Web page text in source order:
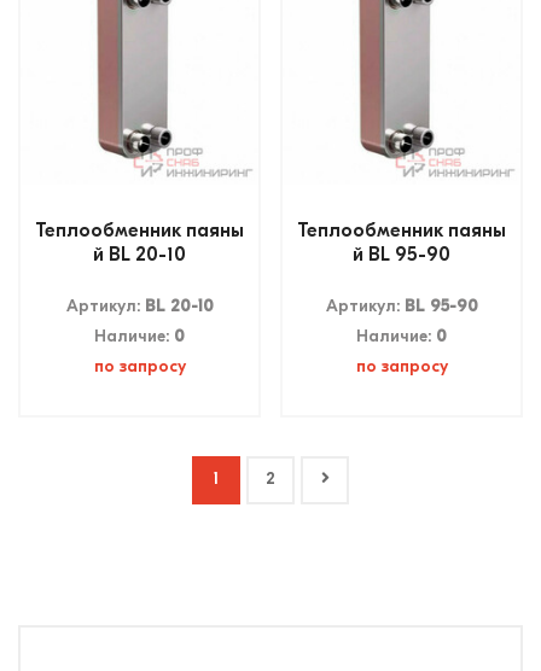
Теплообменник паяны
й BL 20-10
Артикул: BL 20-10
Наличие: 0
по запросу
Теплообменник паяны
й BL 95-90
Артикул: BL 95-90
Наличие: 0
по запросу
1 2